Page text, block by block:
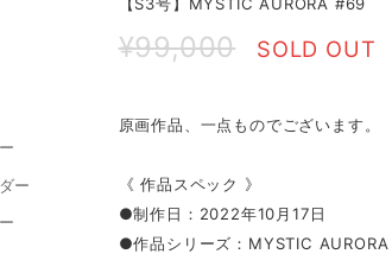
ー
¥99,000 SOLD OUT
原画作品、一点ものでございます。
《 作品スペック 》
●制作日：2022年10月17日
●作品シリーズ：MYSTIC AURORA